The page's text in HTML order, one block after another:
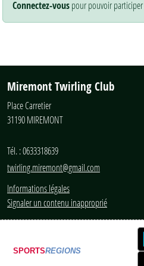
Connectez-vouspour pouvoir
Miremont Twirling Club
Place Carretier
31190MIREMONT
Tél. :0633318639
twirling.miremont@gmail.com
Informations légales
Signaler un contenu inapproprié
SPORTSREGIONS